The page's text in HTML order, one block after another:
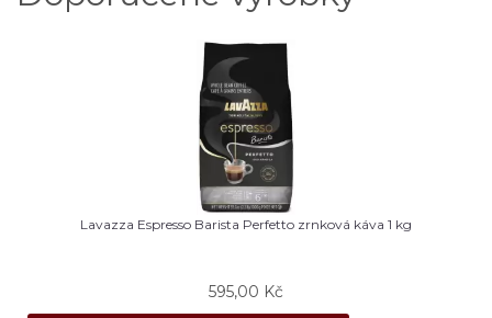
Lavazza Espresso Barista Perfetto zrnková káva 1 kg
595,00 Kč